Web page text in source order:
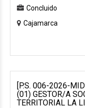
Concluido
Cajamarca
[P.S. 006-2026-
(01) GESTOR/A
TERRITORIAL LA